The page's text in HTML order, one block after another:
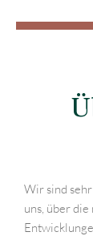
Wir sind
uns, über